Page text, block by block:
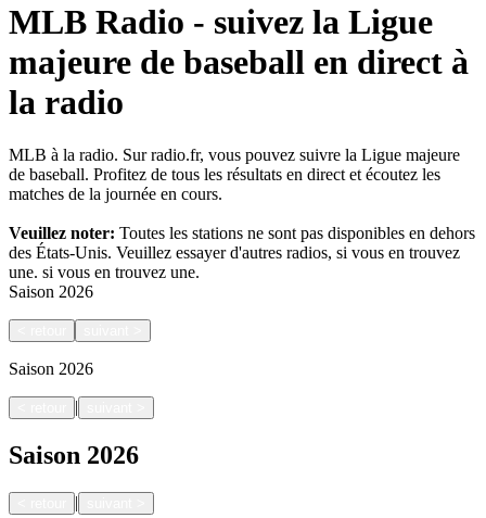
MLB Radio - suivez la Ligue
majeure de baseball en direct à
la radio
MLB à la radio. Sur radio.fr, vous pouvez suivre la Ligue majeure
de baseball. Profitez de tous les résultats en direct et écoutez les
matches de la journée en cours.
Veuillez noter: Toutes les stations ne sont pas disponibles en dehors
des États-Unis. Veuillez essayer d'autres radios, si vous en trouvez
une. si vous en trouvez une.
Saison 2026
Saison 2026
|
Saison 2026
|